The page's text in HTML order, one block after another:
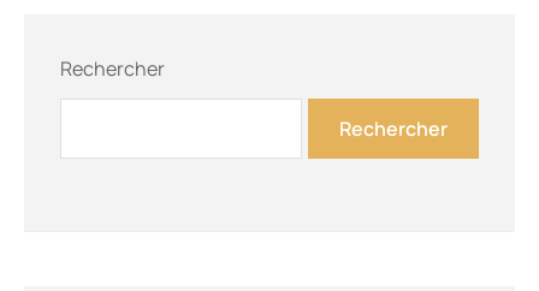
Rechercher
Rechercher